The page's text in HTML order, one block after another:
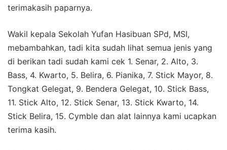
terimakasih paparnya.
Wakil kepala Sekolah Yufan Hasibuan SPd, MSI,
mebambahkan, tadi kita sudah lihat semua jenis yang
di berikan tadi sudah kami cek 1. Senar, 2. Alto, 3.
Bass, 4. Kwarto, 5. Belira, 6. Pianika, 7. Stick Mayor, 8.
Tongkat Gelegat, 9. Bendera Gelegat, 10. Stick Bass,
11. Stick Alto, 12. Stick Senar, 13. Stick Kwarto, 14.
Stick Belira, 15. Cymble dan alat lainnya kami ucapkan
terima kasih.